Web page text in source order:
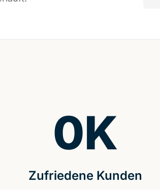
Zufriedene Kunden
0K